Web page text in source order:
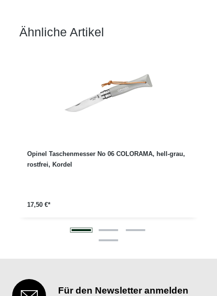
Produktgalerie überspringen
Ähnliche Artikel
Opinel Taschenmesser No 06 COLORAMA, hell-grau,
rostfrei, Kordel
17,50 €*
Für den Newsletter anmelden